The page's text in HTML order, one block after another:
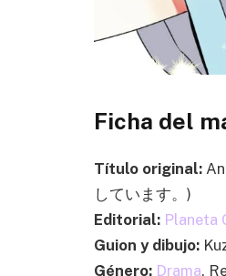
Ficha del
Título original:
しています。)
Editorial: Planeta
Guion y dibujo:
Género: Drama,